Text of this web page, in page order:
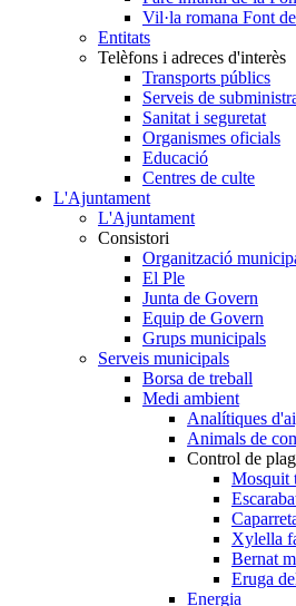
Vil·la romana Font
Entitats
Telèfons i adreces d'interès
Transports públics
Serveis de
Sanitat i seguretat
Organismes oficials
Educació
Centres de culte
L'Ajuntament
L'Ajuntament
Consistori
Organització
El Ple
Junta de Govern
Equip de Govern
Grups municipals
Serveis municipals
Borsa de treball
Medi ambient
Analítiques
Animals de
Control de
Mosquit
Xylella
Bernat
Eruga
Energia